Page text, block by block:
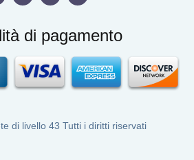
di pagamento
di livello 43 Tutti i diritti riservati